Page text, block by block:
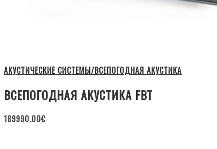
АКУСТИЧЕСКИЕ СИСТЕМЫ/ВСЕПОГОДНАЯ АКУСТИКА
ВСЕПОГОДНАЯ АКУСТИКА FBT
189990.00€